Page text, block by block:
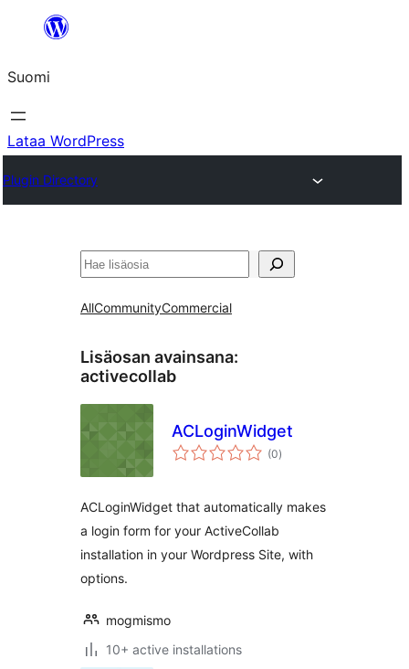
Suomi
Lataa WordPress
Plugin Directory
Etsi
AllCommunityCommercial
Lisäosan avainsana:
activecollab
ACLoginWidget
(0arvosanat
yhteensä
)
ACLoginWidget that automatically makes
a login form for your ActiveCollab
installation in your Wordpress Site, with
options.
mogmismo
10+ active installations